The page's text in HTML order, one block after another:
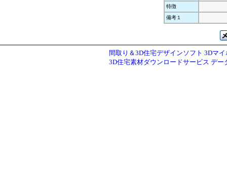
特徴
備考１
間取り＆3D住宅デザインソフト 3Dマ
3D住宅素材ダウンロードサービス デー